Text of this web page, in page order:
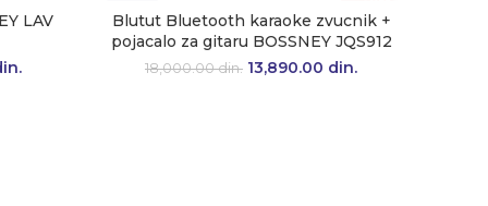
LAV
je
-23%
Blutut Bluetooth karaoke zvucnik +
pojacalo za gitaru BOSSNEY JQS912
18,000.00din.
Originalna cena je
13,890.00 din.